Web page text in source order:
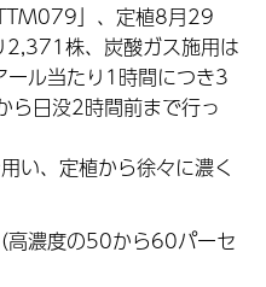
」、定植8月29
株、炭酸ガス施用は
ル当たり1時間につき3
ら日没2時間前まで行っ
い、定植から徐々に濃く
濃度の50から60パーセ